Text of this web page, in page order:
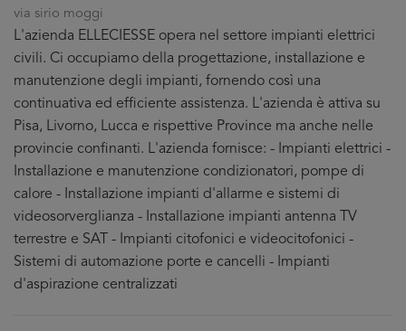
via sirio moggi
L'azienda ELLECIESSE opera nel settore impianti elettrici
civili. Ci occupiamo della progettazione, installazione e
manutenzione degli impianti, fornendo così una
continuativa ed efficiente assistenza. L'azienda è attiva su
Pisa, Livorno, Lucca e rispettive Province ma anche nelle
provincie confinanti. L'azienda fornisce: - Impianti elettrici -
Installazione e manutenzione condizionatori, pompe di
calore - Installazione impianti d'allarme e sistemi di
videosorverglianza - Installazione impianti antenna TV
terrestre e SAT - Impianti citofonici e videocitofonici -
Sistemi di automazione porte e cancelli - Impianti
d'aspirazione centralizzati